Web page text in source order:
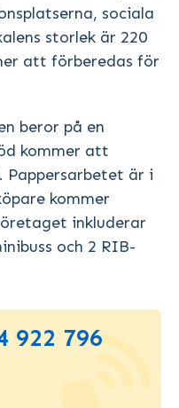
sociala
storlek är 220
att förberedas för
beror på en
kommer att
Pappersarbetet är i
kommer
inkluderar
och 2 RIB-
922 796